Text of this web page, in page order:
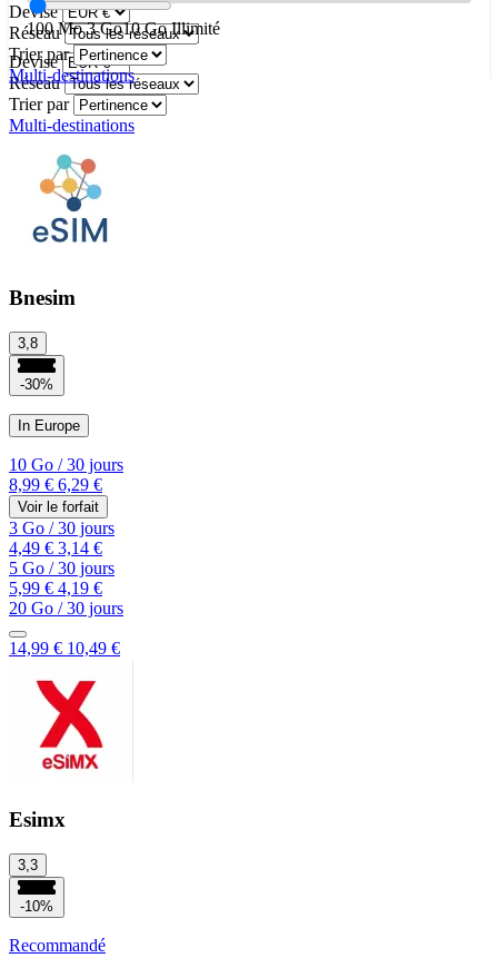
Devise
Réseau
Trier par
Multi-destinations
100 Mo 3 Go10 Go Illimité
Devise
Réseau
Trier par
Multi-destinations
Bnesim
3,8
-30%
In Europe
10 Go /30 jours
8,99 € 6,29 €
Voir le forfait
3 Go /30 jours
4,49 € 3,14 €
5 Go /30 jours
5,99 € 4,19 €
20 Go /30 jours
14,99 € 10,49 €
Esimx
3,3
-10%
Recommandé